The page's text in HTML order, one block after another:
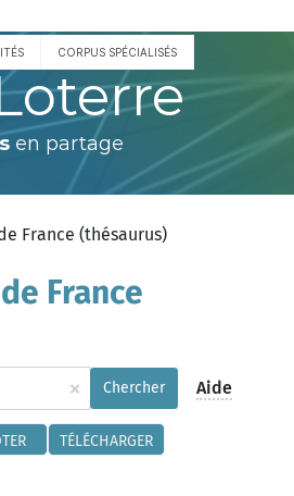
CORPUS SPÉCIALISÉS
en partage
France (thésaurus)
France
× Chercher Aide
TÉLÉCHARGER